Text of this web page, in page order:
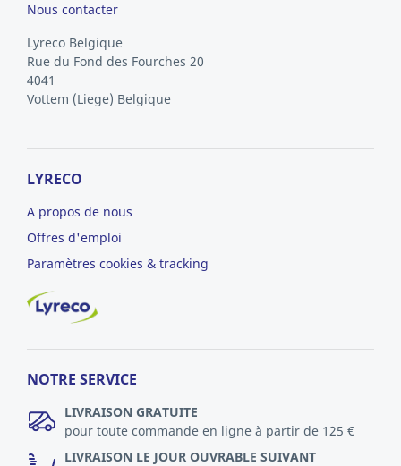
Nous contacter
Lyreco Belgique
Rue du Fond des Fourches 20
4041
Vottem (Liege) Belgique
LYRECO
A propos de nous
Offres d'emploi
Paramètres cookies & tracking
NOTRE SERVICE
LIVRAISON GRATUITE
pour toute commande en ligne à partir de 125 €
LIVRAISON LE JOUR OUVRABLE SUIVANT